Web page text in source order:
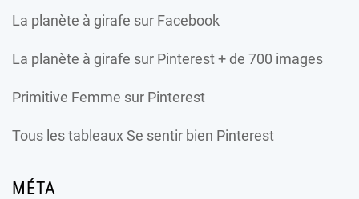
La planète à girafe sur Facebook
La planète à girafe sur Pinterest + de 700 images
Primitive Femme sur Pinterest
Tous les tableaux Se sentir bien Pinterest
MÉTA